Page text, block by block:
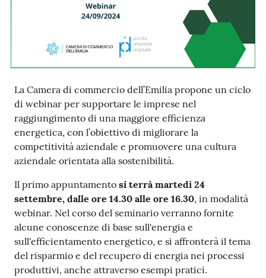
Accedi
Seguici
su
La Camera di commercio dell’Emilia propone un ciclo
di webinar per supportare le imprese nel
raggiungimento di una maggiore efficienza
energetica, con l’obiettivo di migliorare la
competitività aziendale e promuovere una cultura
aziendale orientata alla sostenibilità.
Il primo appuntamento si terrà martedì 24
settembre, dalle ore 14.30 alle ore 16.30, in modalità
webinar. Nel corso del seminario verranno fornite
alcune conoscenze di base sull'energia e
sull'efficientamento energetico, e si affronterà il tema
del risparmio e del recupero di energia nei processi
produttivi, anche attraverso esempi pratici.